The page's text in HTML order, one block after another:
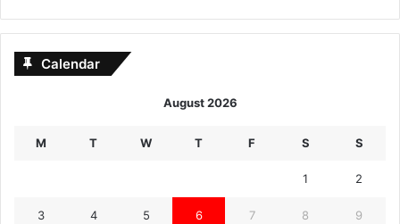
Calendar
August 2026
M T W T F S S
1 2
3 4 5 6 7 8 9